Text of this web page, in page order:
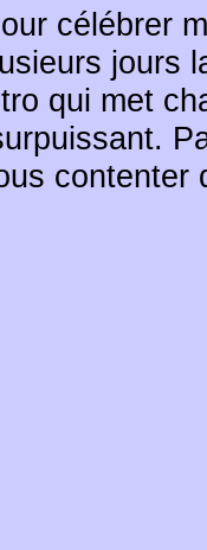
célébrer
jours
qui met
contenter